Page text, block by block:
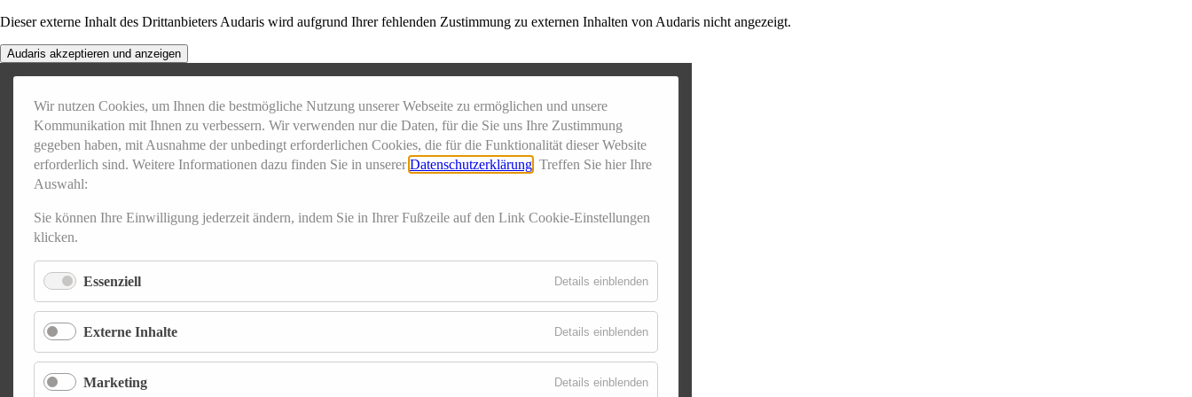
Dieser externe Inhalt des Drittanbieters Audaris wird aufgrund Ihrer fehlenden Zustimmung zu externen Inhalten von Audaris nicht angezeigt.
Audaris akzeptieren und anzeigen
Wir nutzen Cookies, um Ihnen die bestmögliche Nutzung unserer Webseite zu ermöglichen und unsere
Kommunikation mit Ihnen zu verbessern. Wir verwenden nur die Daten, für die Sie uns Ihre Zustimmung
gegeben haben, mit Ausnahme der unbedingt erforderlichen Cookies, die für die Funktionalität dieser Website
erforderlich sind. Weitere Informationen dazu finden Sie in unserer Datenschutzerklärung . Treffen Sie hier Ihre
Auswahl:
Sie können Ihre Einwilligung jederzeit ändern, indem Sie in Ihrer Fußzeile auf den Link Cookie-Einstellungen
klicken.
Essenziell Details einblendenfür
Essenziell
Externe Inhalte Details einblendenfür
Externe
Inhalte
Marketing Details einblendenfür